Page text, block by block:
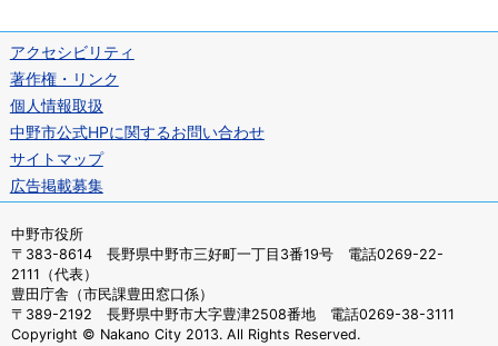
アクセシビリティ
著作権・リンク
個人情報取扱
中野市公式HPに関するお問い合わせ
サイトマップ
広告掲載募集
中野市役所
〒383-8614 長野県中野市三好町一丁目3番19号 電話0269-22-
2111（代表）
豊田庁舎（市民課豊田窓口係）
〒389-2192 長野県中野市大字豊津2508番地 電話0269-38-3111
Copyright © Nakano City 2013. All Rights Reserved.